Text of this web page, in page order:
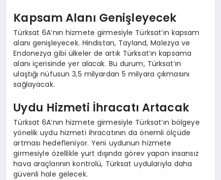
Kapsam Alanı Genişleyecek
Türksat 6A’nın hizmete girmesiyle Türksat’ın kapsam
alanı genişleyecek. Hindistan, Tayland, Malezya ve
Endonezya gibi ülkeler de artık Türksat’ın kapsama
alanı içerisinde yer alacak. Bu durum, Türksat’ın
ulaştığı nüfusun 3,5 milyardan 5 milyara çıkmasını
sağlayacak.
Uydu Hizmeti İhracatı Artacak
Türksat 6A’nın hizmete girmesiyle Türksat’ın bölgeye
yönelik uydu hizmeti ihracatının da önemli ölçüde
artması hedefleniyor. Yeni uydunun hizmete
girmesiyle özellikle yurt dışında görev yapan insansız
hava araçlarının kontrolü, Türksat uydularıyla daha
güvenli hale gelecek.